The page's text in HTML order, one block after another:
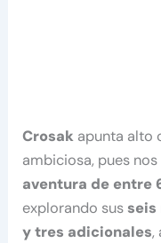
Crosak apunta alto
ambiciosa, pues
aventura de entre
explorando susseis
y tres adicionales,